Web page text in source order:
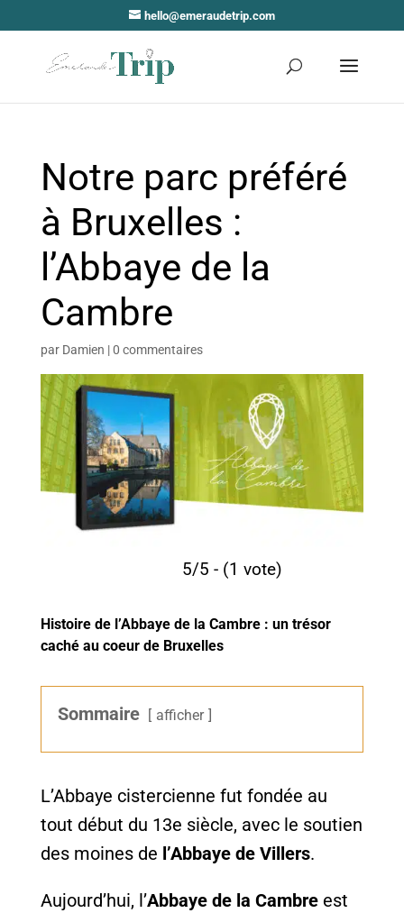
hello@emeraudetrip.com
Notre parc préféré
à Bruxelles :
l’Abbaye de la
Cambre
par Damien |0 commentaires
5/5 - (1 vote)
Histoire de l’Abbaye de la Cambre : un trésor
caché au coeur de Bruxelles
Sommaire afficher
L’Abbaye cistercienne fut fondée au
tout début du 13e siècle, avec le soutien
des moines de l’Abbaye de Villers.
Aujourd’hui, l’Abbaye de la Cambreest